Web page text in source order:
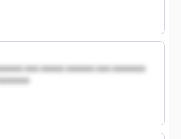
xxx xxxxx xxxxxx xxx xxxxxxx